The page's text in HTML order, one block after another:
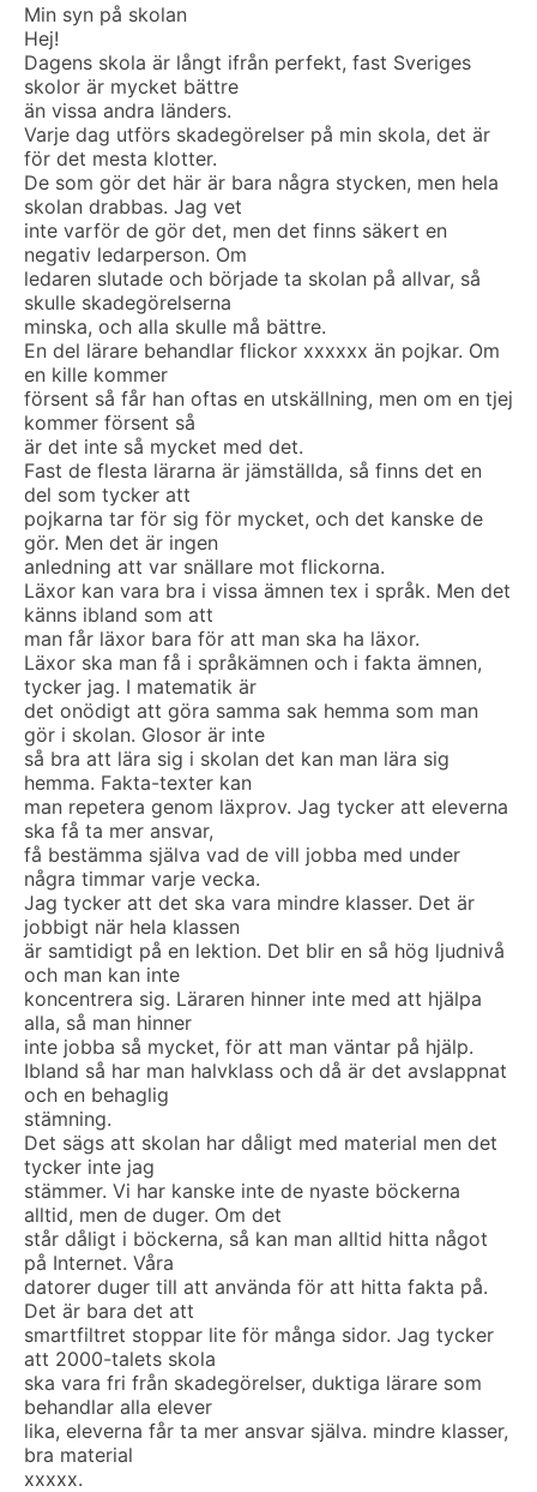
Min syn på skolan
Hej!
Dagens skola är långt ifrån perfekt, fast Sveriges
skolor är mycket bättre
än vissa andra länders.
Varje dag utförs skadegörelser på min skola, det är
för det mesta klotter.
De som gör det här är bara några stycken, men hela
skolan drabbas. Jag vet
inte varför de gör det, men det finns säkert en
negativ ledarperson. Om
ledaren slutade och började ta skolan på allvar, så
skulle skadegörelserna
minska, och alla skulle må bättre.
En del lärare behandlar flickor xxxxxx än pojkar. Om
en kille kommer
försent så får han oftas en utskällning, men om en tjej
kommer försent så
är det inte så mycket med det.
Fast de flesta lärarna är jämställda, så finns det en
del som tycker att
pojkarna tar för sig för mycket, och det kanske de
gör. Men det är ingen
anledning att var snällare mot flickorna.
Läxor kan vara bra i vissa ämnen tex i språk. Men det
känns ibland som att
man får läxor bara för att man ska ha läxor.
Läxor ska man få i språkämnen och i fakta ämnen,
tycker jag. I matematik är
det onödigt att göra samma sak hemma som man
gör i skolan. Glosor är inte
så bra att lära sig i skolan det kan man lära sig
hemma. Fakta-texter kan
man repetera genom läxprov. Jag tycker att eleverna
ska få ta mer ansvar,
få bestämma själva vad de vill jobba med under
några timmar varje vecka.
Jag tycker att det ska vara mindre klasser. Det är
jobbigt när hela klassen
är samtidigt på en lektion. Det blir en så hög ljudnivå
och man kan inte
koncentrera sig. Läraren hinner inte med att hjälpa
alla, så man hinner
inte jobba så mycket, för att man väntar på hjälp.
Ibland så har man halvklass och då är det avslappnat
och en behaglig
stämning.
Det sägs att skolan har dåligt med material men det
tycker inte jag
stämmer. Vi har kanske inte de nyaste böckerna
alltid, men de duger. Om det
står dåligt i böckerna, så kan man alltid hitta något
på Internet. Våra
datorer duger till att använda för att hitta fakta på.
Det är bara det att
smartfiltret stoppar lite för många sidor. Jag tycker
att 2000-talets skola
ska vara fri från skadegörelser, duktiga lärare som
behandlar alla elever
lika, eleverna får ta mer ansvar själva. mindre klasser,
bra material
xxxxx.